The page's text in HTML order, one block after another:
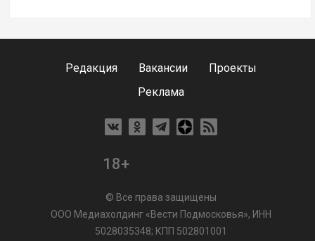
Редакция Вакансии
Проекты
Реклама
18+
© Все права защищены
ООО Медиахолдинг «Вести Подмосковья», ИНН
5028035348; КПП 502801001